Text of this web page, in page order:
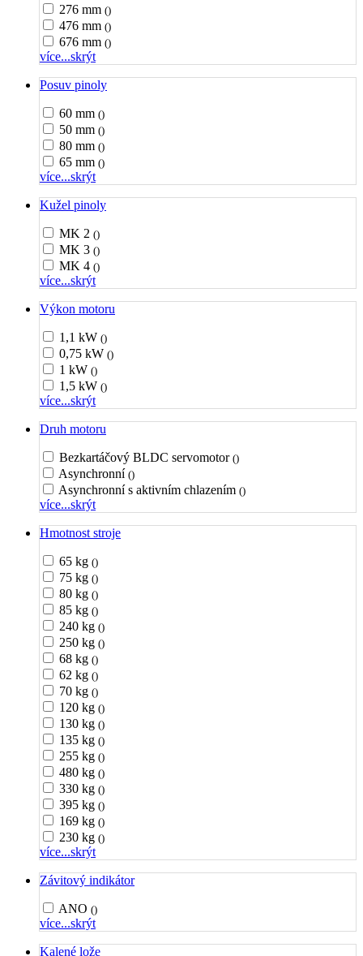
276 mm ()
476 mm ()
676 mm ()
více...skrýt
Posuv pinoly
60 mm ()
50 mm ()
80 mm ()
65 mm ()
více...skrýt
Kužel pinoly
MK 2 ()
MK 3 ()
MK 4 ()
více...skrýt
Výkon motoru
1,1 kW ()
0,75 kW ()
1 kW ()
1,5 kW ()
více...skrýt
Druh motoru
Bezkartáčový BLDC servomotor ()
Asynchronní ()
Asynchronní s aktivním chlazením ()
více...skrýt
Hmotnost stroje
65 kg ()
75 kg ()
80 kg ()
85 kg ()
240 kg ()
250 kg ()
68 kg ()
62 kg ()
70 kg ()
120 kg ()
130 kg ()
135 kg ()
255 kg ()
480 kg ()
330 kg ()
395 kg ()
169 kg ()
230 kg ()
více...skrýt
Závitový indikátor
ANO ()
více...skrýt
Kalené lože